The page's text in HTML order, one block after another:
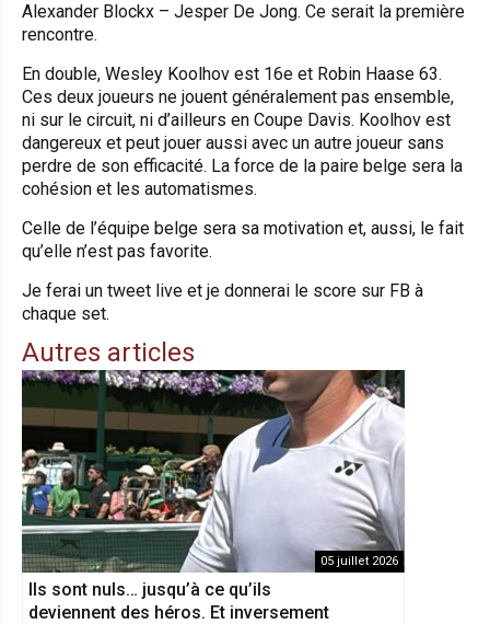
Alexander Blockx – Jesper De Jong. Ce serait la première
rencontre.
En double, Wesley Koolhov est 16e et Robin Haase 63.
Ces deux joueurs ne jouent généralement pas ensemble,
ni sur le circuit, ni d’ailleurs en Coupe Davis. Koolhov est
dangereux et peut jouer aussi avec un autre joueur sans
perdre de son efficacité. La force de la paire belge sera la
cohésion et les automatismes.
Celle de l’équipe belge sera sa motivation et, aussi, le fait
qu’elle n’est pas favorite.
Je ferai un tweet live et je donnerai le score sur FB à
chaque set.
Autres articles
05 juillet 2026
Ils sont nuls… jusqu’à ce qu’ils
deviennent des héros. Et inversement